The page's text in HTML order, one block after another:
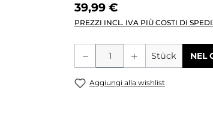
39,99 €
PREZZI INCL. IVA PIÙ COSTI DI
Quantità del
Stück NEL
Aggiungi alla wishlist